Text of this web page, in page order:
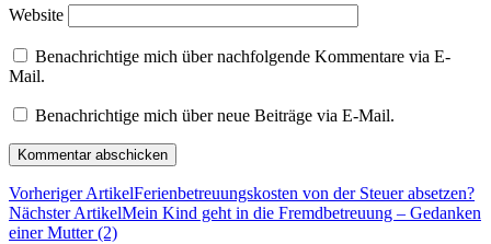
Website
Benachrichtige mich über nachfolgende Kommentare via E-
Mail.
Benachrichtige mich über neue Beiträge via E-Mail.
Vorheriger ArtikelFerienbetreuungskosten von der Steuer absetzen?
Nächster ArtikelMein Kind geht in die Fremdbetreuung – Gedanken
einer Mutter (2)